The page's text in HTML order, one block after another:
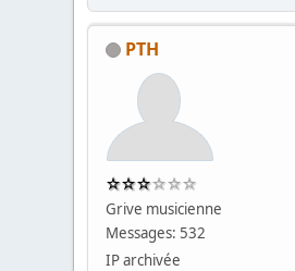
PTH
Grive musicienne
Messages: 532
IP archivée